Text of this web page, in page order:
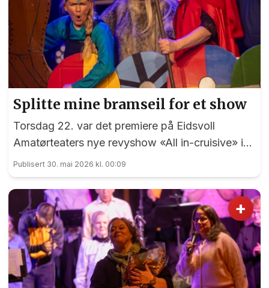
Splitte mine bramseil for et show
Torsdag 22. var det premiere på Eidsvoll
Amatørteaters nye revyshow «All in-cruisive» i
Panorama. Først på nest siste spillekveld hadde
EidsvollPuls anledning til i mønstre på «MS
Panorama Tropicana»....
Publisert 30. mai 2026 kl. 00:09
+